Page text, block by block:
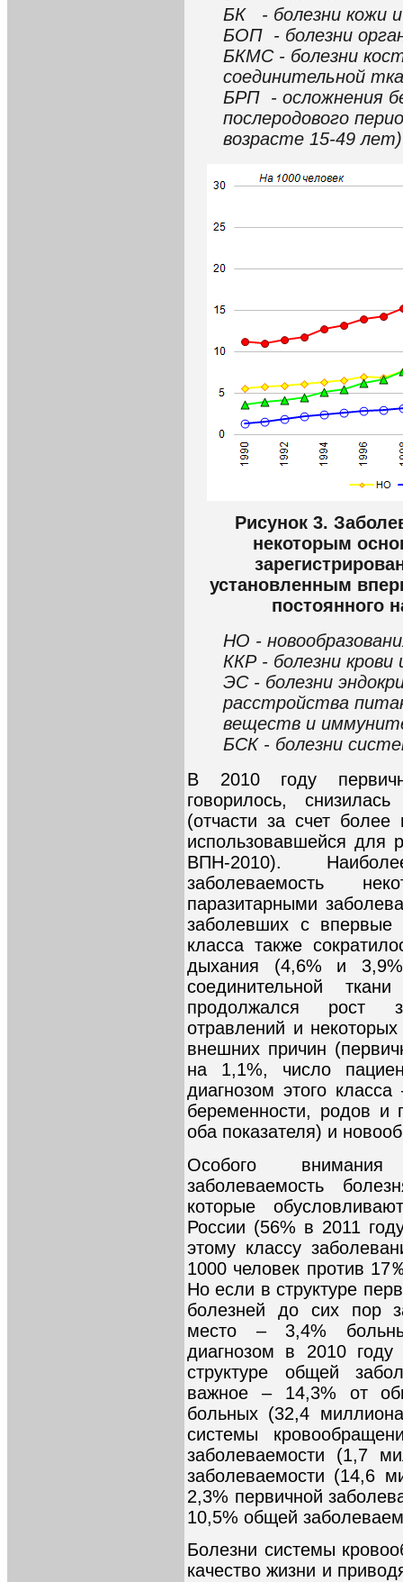
БК - болезни кожи
БОП - болезни
БКМС - болезни
соединительной
БРП - осложнения
послеродового
возрасте 15-49 лет)
Рисунок 3.
некоторым
установленным
постоянного
НО -
ККР - болезни крови
ЭС - болезни
расстройства
веществ и
БСК - болезни
В 2010 году
говорилось,
(отчасти за счет более
использовавшейся для
ВПН-2010).
заболеваемость
паразитарными
заболевших с впервые
класса также
дыхания (4,6% и
соединительной
продолжался рост
отравлений и
внешних причин
на 1,1%, число
диагнозом этого
беременности, родов и
оба показателя) и
Особого внимания
заболеваемость
которые
России (56% в 2011
этому классу
1000 человек против
Но если в структуре
болезней до сих пор
место – 3,4%
диагнозом в 2010
структуре общей
важное – 14,3% от
больных (32,4
системы
заболеваемости (1,7
заболеваемости (14,6
2,3% первичной
10,5% общей
Болезни системы
качество жизни и